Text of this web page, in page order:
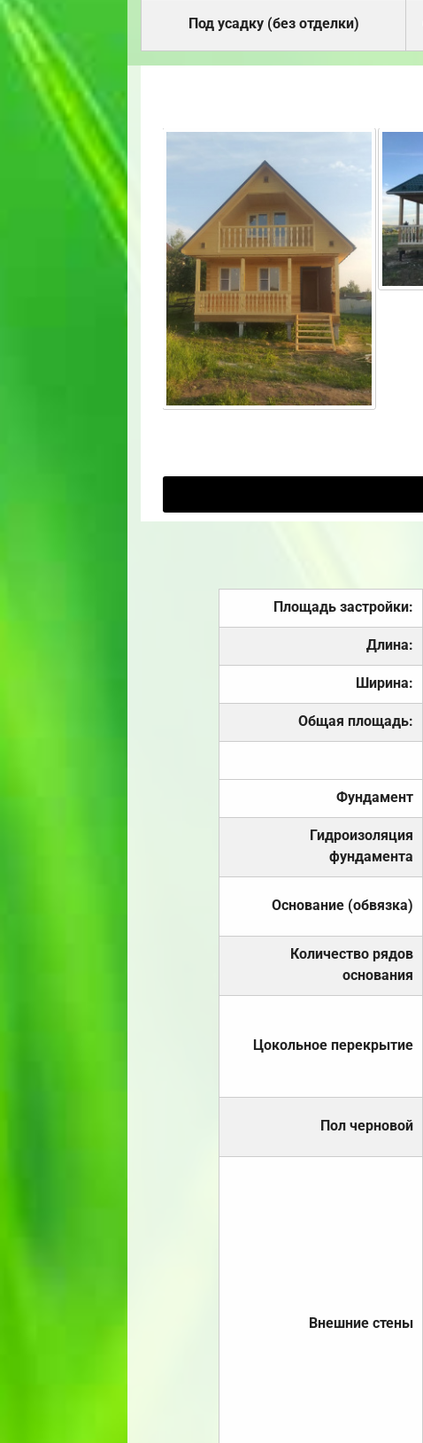
Под усадку (без отделки)
Площадь застройки:
Длина:
Ширина:
Общая площадь:
Фундамент
Гидроизоляция
фундамента
Основание (обвязка)
Количество рядов
основания
Цокольное перекрытие
Пол черновой
Внешние стены